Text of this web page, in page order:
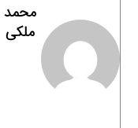
محمد
ملکی